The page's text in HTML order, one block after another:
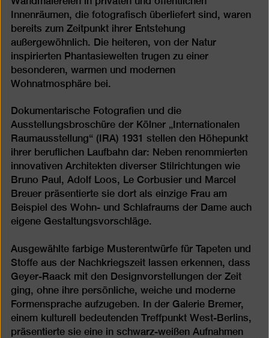
Innenräumen, die fotografisch überliefert sind, waren
bereits zum Zeitpunkt ihrer Entstehung
außergewöhnlich. Die heiteren, von der Natur
inspirierten Phantasiewelten trugen zu einer
besonderen, warmen und modernen
Wohnatmosphäre bei.
Dokumentarische Fotografien und die
Ausstellungsbroschüre der Kölner „Internationalen
Raumausstellung“ (IRA) 1931 stellen den Höhepunkt
ihrer beruflichen Laufbahn dar: Neben renommierten
innovativen Architekten diverser Stilrichtungen wie
Bruno Paul, Adolf Loos, Le Corbusier und Marcel
Breuer präsentierte sie dort als einzige Frau am
Beispiel des Wohn- und Schlafraums der Dame auch
eigene Gestaltungsvorschläge.
Ausgewählte farbige Musterentwürfe für Tapeten und
Stoffe aus der Nachkriegszeit lassen erkennen, dass
Geyer-Raack mit den Designvorstellungen der Zeit
ging, ohne ihre persönliche, weiche und moderne
Formensprache aufzugeben. In der Galerie Bremer,
einem kulturell bedeutenden Treffpunkt West-Berlins,
präsentierte sie eine in schwarz-weißen Aufnahmen